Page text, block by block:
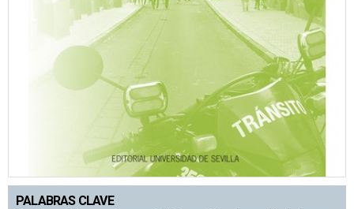
PALABRAS CLAVE